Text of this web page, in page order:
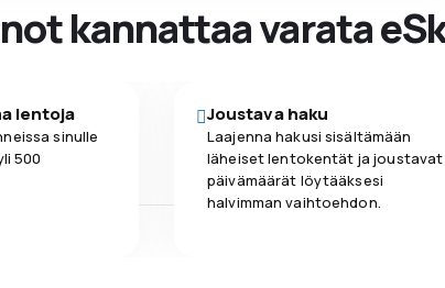
kannattaa varata
lentoja
sinulle
500
Joustava haku
Laajenna hakusi sisältämään
läheiset lentokentät ja joustavat
päivämäärät löytääksesi
halvimman vaihtoehdon.